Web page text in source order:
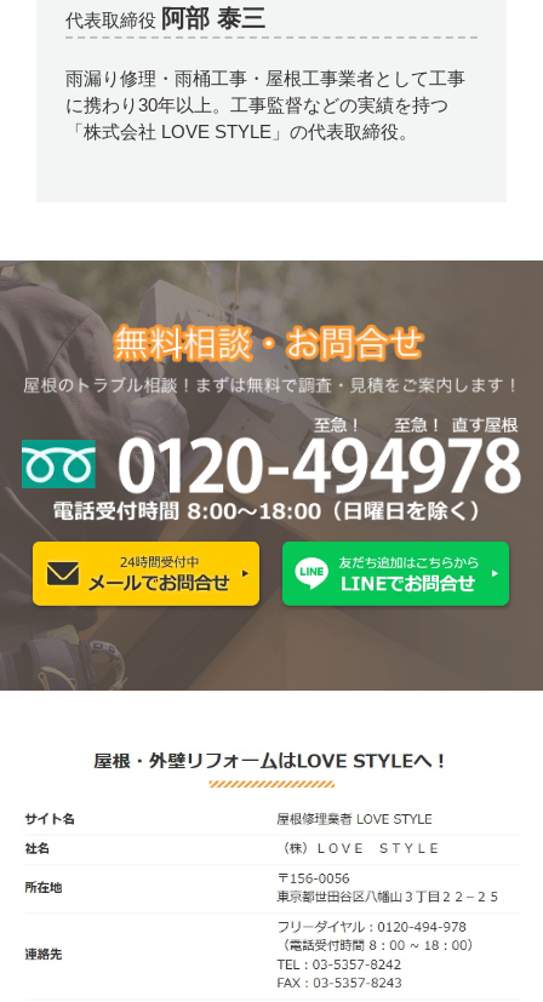
代表取締役 阿部 泰三
雨漏り修理・雨桶工事・屋根工事業者として工事
に携わり30年以上。工事監督などの実績を持つ
「株式会社 LOVE STYLE」の代表取締役。